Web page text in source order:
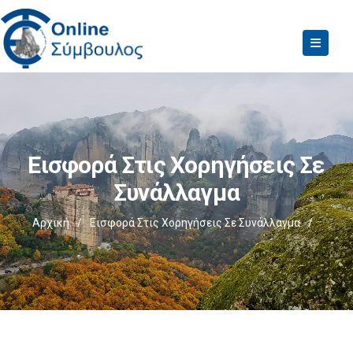
Εισφορά Στις Χορηγήσεις Σε
Συνάλλαγμα
Αρχική / Εισφορά Στις Χορηγήσεις Σε Συνάλλαγμα /